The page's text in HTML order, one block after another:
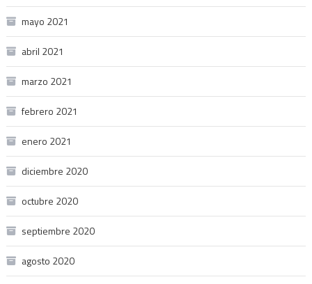
mayo 2021
abril 2021
marzo 2021
febrero 2021
enero 2021
diciembre 2020
octubre 2020
septiembre 2020
agosto 2020